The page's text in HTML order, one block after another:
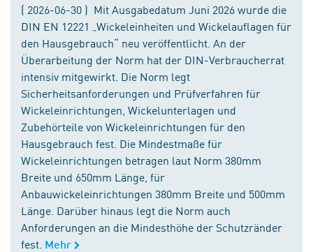
( 2026-06-30 ) Mit Ausgabedatum Juni 2026 wurde die
DIN EN 12221 „Wickeleinheiten und Wickelauflagen für
den Hausgebrauch“ neu veröffentlicht. An der
Überarbeitung der Norm hat der DIN-Verbraucherrat
intensiv mitgewirkt. Die Norm legt
Sicherheitsanforderungen und Prüfverfahren für
Wickeleinrichtungen, Wickelunterlagen und
Zubehörteile von Wickeleinrichtungen für den
Hausgebrauch fest. Die Mindestmaße für
Wickeleinrichtungen betragen laut Norm 380mm
Breite und 650mm Länge, für
Anbauwickeleinrichtungen 380mm Breite und 500mm
Länge. Darüber hinaus legt die Norm auch
Anforderungen an die Mindesthöhe der Schutzränder
fest. Mehr